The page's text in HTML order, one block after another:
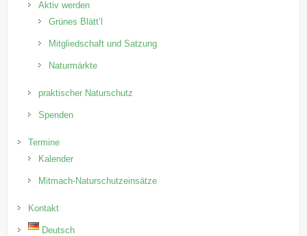
Aktiv werden
Grünes Blätt’l
Mitgliedschaft und Satzung
Naturmärkte
praktischer Naturschutz
Spenden
Termine
Kalender
Mitmach-Naturschutzeinsätze
Kontakt
Deutsch